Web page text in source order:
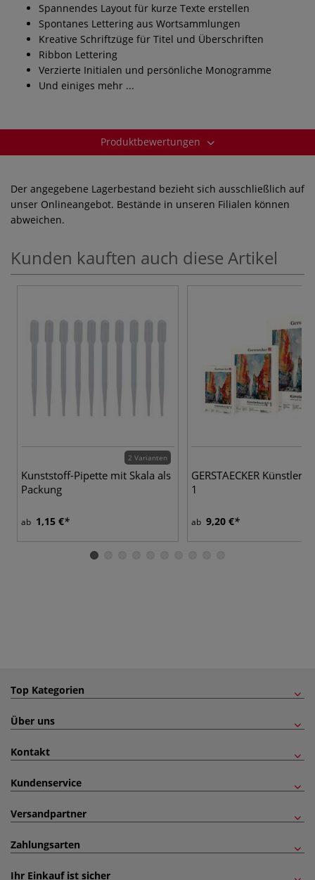
Spannendes Layout für kurze Texte erstellen
Spontanes Lettering aus Wortsammlungen
Kreative Schriftzüge für Titel und Überschriften
Ribbon Lettering
Verzierte Initialen und persönliche Monogramme
Und einiges mehr ...
Produktbewertungen
Der angegebene Lagerbestand bezieht sich ausschließlich auf
unser Onlineangebot. Bestände in unseren Filialen können
abweichen.
Kunden kauften auch diese Artikel
2 Varianten
Kunststoff-Pipette mit Skala als
Packung
ab 1,15 €
GERSTAECKER
1
ab 9,20 €
Top Kategorien
Über uns
Kontakt
Kundenservice
Versandpartner
Zahlungsarten
Ihr Einkauf ist sicher